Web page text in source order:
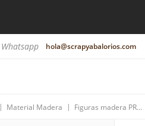
Whatsapp hola@scrapyabalorios.com
| Material Madera | Figuras madera PREMIUM